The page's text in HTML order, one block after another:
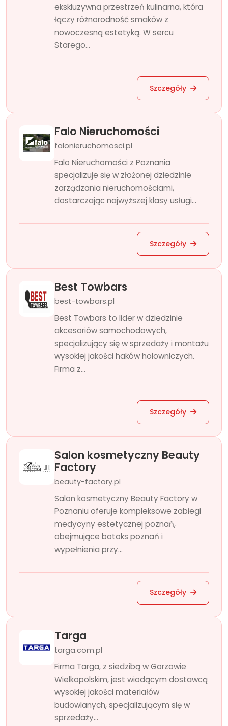
ekskluzywna przestrzeń kulinarna, która
łączy różnorodność smaków z
nowoczesną estetyką. W sercu
Starego...
Szczegóły
Falo Nieruchomości
falonieruchomosci.pl
Falo Nieruchomości z Poznania
specjalizuje się w złożonej dziedzinie
zarządzania nieruchomościami,
dostarczając najwyższej klasy usługi...
Szczegóły
Best Towbars
best-towbars.pl
Best Towbars to lider w dziedzinie
akcesoriów samochodowych,
specjalizujący się w sprzedaży i montażu
wysokiej jakości haków holowniczych.
Firma z...
Szczegóły
Salon kosmetyczny Beauty
Factory
beauty-factory.pl
Salon kosmetyczny Beauty Factory w
Poznaniu oferuje kompleksowe zabiegi
medycyny estetycznej poznań,
obejmujące botoks poznań i
wypełnienia przy...
Szczegóły
Targa
targa.com.pl
Firma Targa, z siedzibą w Gorzowie
Wielkopolskim, jest wiodącym dostawcą
wysokiej jakości materiałów
budowlanych, specjalizującym się w
sprzedaży...